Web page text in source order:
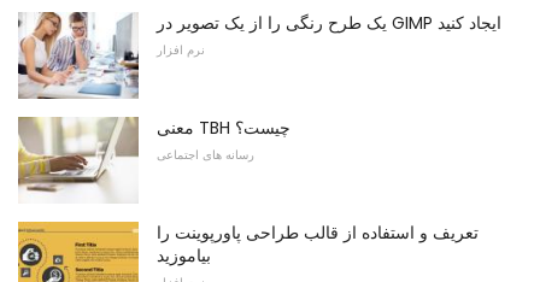
یک طرح رنگی را از یک تصویر در GIMP ایجاد کنید
نرم افزار
معنی TBH چیست؟
رسانه های اجتماعی
تعریف و استفاده از قالب طراحی پاورپوینت را
بیاموزید